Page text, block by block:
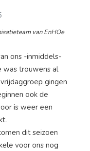
van EnHOe
ons -inmiddels-
was trouwens al
gingen
ook de
is weer een
dit seizoen
voor ons nog